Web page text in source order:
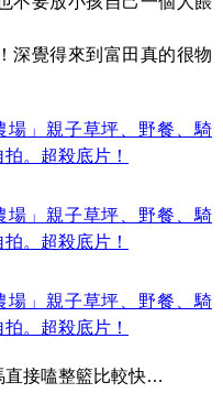
深覺得來到富田真的很物
直接嗑整籃比較快…